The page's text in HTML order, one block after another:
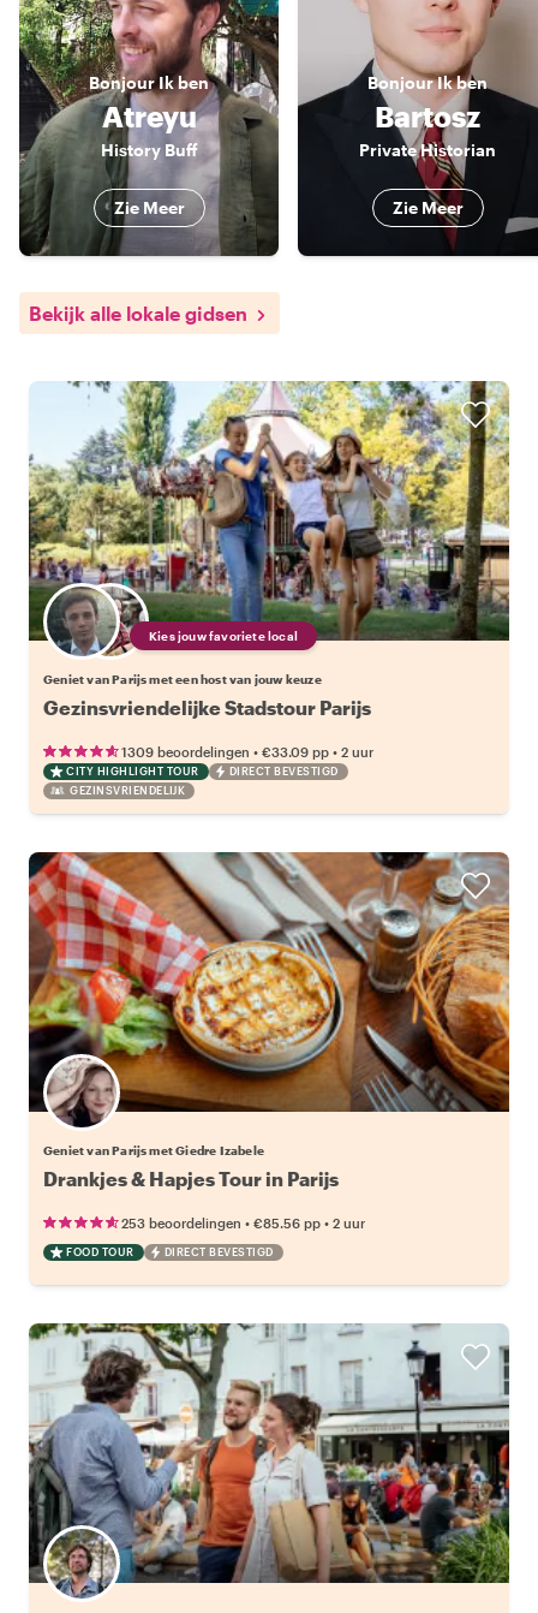
BonjourIk ben
Atreyu
History Buff
Zie Meer
BonjourIk ben
Bartosz
Private Historian
Zie Meer
Bekijk alle lokale gidsen
Kies jouw favoriete local
Geniet van Parijs met een host van jouw keuze
Gezinsvriendelijke Stadstour Parijs
1309 beoordelingen • €33.09 pp • 2 uur
CITY HIGHLIGHT TOUR
DIRECT BEVESTIGD
GEZINSVRIENDELIJK
Geniet van Parijs met Giedre Izabele
Drankjes & Hapjes Tour in Parijs
253 beoordelingen • €85.56 pp • 2 uur
FOOD TOUR DIRECT BEVESTIGD